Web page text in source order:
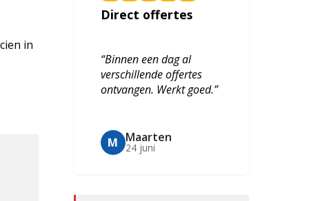
in
Direct offertes
“Binnen een dag al
verschillende offertes
ontvangen. Werkt goed.”
M Maarten
24 juni